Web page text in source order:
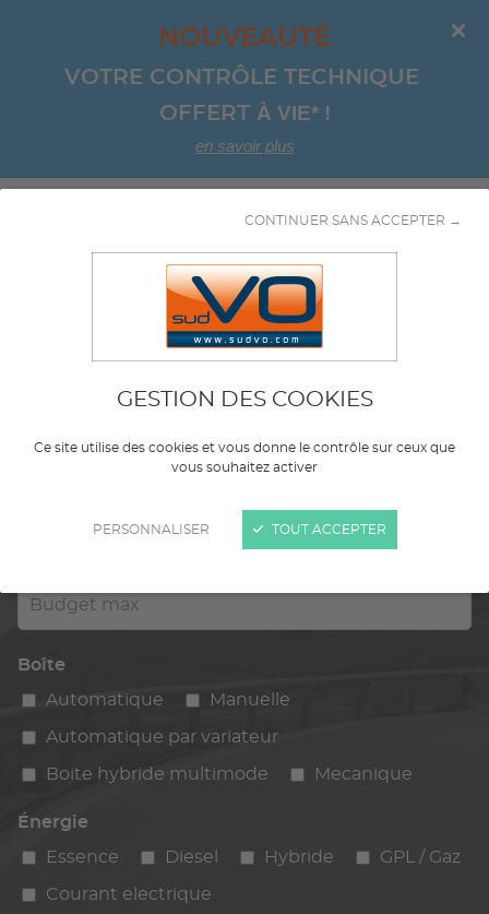
GESTION DES COOKIES
Ce site utilise des cookies et vous donne le contrôle sur ceux que
vous souhaitez activer
PERSONNALISER
CONTINUER SANS ACCEPTER →
TOUT ACCEPTER
NOUVEAUTÉ
VOTRE CONTRÔLE TECHNIQUE
OFFERT À VIE*!
en savoir plus
Modèle
Budget max
Boîte
Automatique
Manuelle
Automatique par variateur
Boite hybride multimode Mecanique
Énergie
Essence
Diesel Hybride GPL / Gaz
Courant electrique